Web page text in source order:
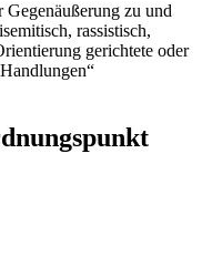
zu und
rassistisch,
gerichtete oder